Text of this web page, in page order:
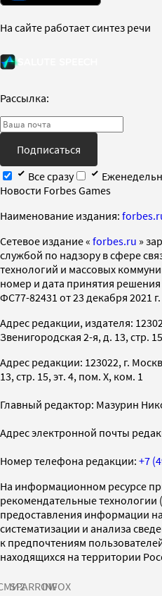
На сайте работает синтез речи
Рассылка:
Подписаться
Все сразу
Новости Forbes Games
Наименование издания:
Cетевое издание « forbes.ru »
службой по надзору в сфере
технологий и массовых
номер и дата принятия
ФС77-82431 от 23 декабря 2021 г.
Адрес редакции, издателя:
Звенигородская 2-я, д. 13, стр.
Адрес редакции: 123022, г.
13, стр. 15, эт. 4, пом. X, ком. 1
Главный редактор: Мазурин
Адрес электронной почты
Номер телефона редакции: +7
На информационном ресурсе
рекомендательные
предоставления информации
систематизации и анализа
к предпочтениям
находящихся на территории
SPARROWINFOX